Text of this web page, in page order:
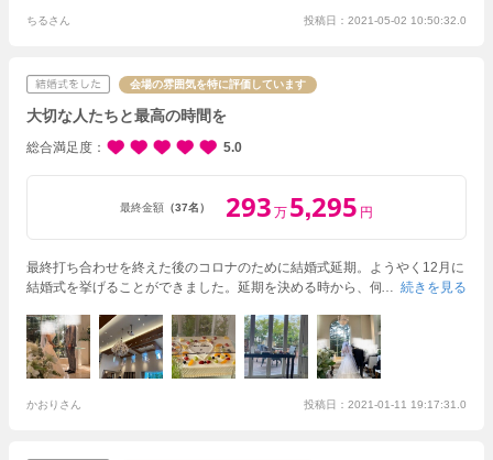
です。用意していた引き出物が違う方に入っていたり、ケーキもスポンジ
列してくれる方が安心して楽しめるように感染対策をしたことと、ゆっく
ゆっくりすることは難しかったので、時間配分はスタッフさんがゆっくり
とっていると言ってももっと時間をとらないといけなかったと思います。
イトで、新婦が大きいスプーンで食べてくれたことに喜んでくれていまし
た。デザートビュッフェも新郎と新婦で渡せたのでそれもとても喜んでく
ちるさん 投稿日：2021-05-02 10:50:32.0
会場の雰囲気を特に評価しています
大切な人たちと最高の時間を
総合満足度 5.0
最終金額 （37名） 293 万 5,295 円
最終打ち合わせを終えた後のコロナのために結婚式延期。ようやく12月に
結婚式を挙げることができました。延期を決める時から、何度も話を聞い
きました。12月の結婚式も不安もたくさんありましたが、打ち合わせの時
間も十分に取ってくださり、どんな質問にも丁寧に対応して頂き、安心し
て当日を迎えることができました。スタッフのみなさんがとても話しやす
きる暖かい式ができました。来てくれたゲストの趣味に関係する音楽や小
続きを見る
かおりさん 投稿日：2021-01-11 19:17:31.0